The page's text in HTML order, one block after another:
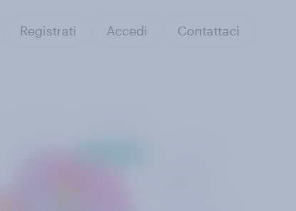
Registrati Accedi Contattaci